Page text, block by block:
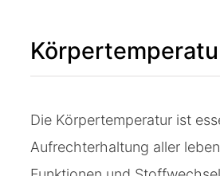
Die Körpertemperatur ist
Aufrechterhaltung aller